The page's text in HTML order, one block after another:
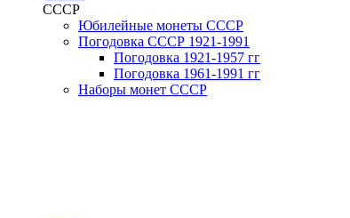
СССР
Юбилейные монеты СССР
Погодовка СССР 1921-1991
Погодовка 1921-1957 гг
Погодовка 1961-1991 гг
Наборы монет СССР